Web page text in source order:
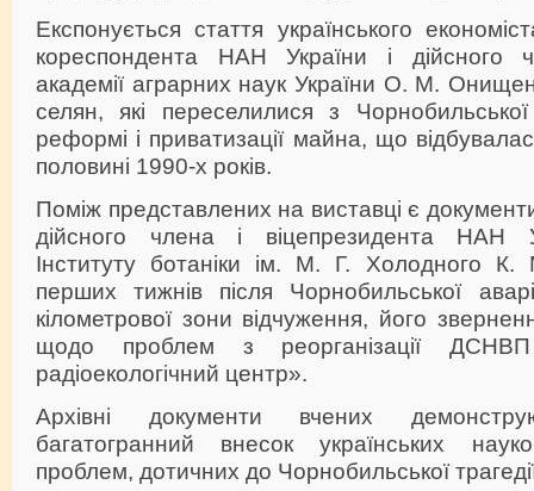
Експонується стаття українського
кореспондента НАН України і дійсного
академії аграрних наук України О. М.
селян, які переселилися з
реформі і приватизації майна, що
половині 1990-х років.
Поміж представлених на виставці є
дійсного члена і віцепрезидента НАН
Інституту ботаніки ім. М. Г. Холодного
перших тижнів після Чорнобильської
кілометрової зони відчуження, його
щодо проблем з реорганізації ДСНВП
радіоекологічний центр».
Архівні документи вчених
багатогранний внесок українських
проблем, дотичних до Чорнобильської